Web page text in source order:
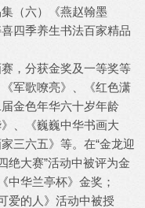
（六）《燕赵翰墨
四季养生书法百家精品
，分获金奖及一等奖等
军歌嘹亮》、《红色潇
金色年华六十岁年龄
、《巍巍中华书画大
三六五》等。在“金龙迎
绝大赛”活动中被评为金
中华兰亭杯》金奖；
爱的人》活动中被授